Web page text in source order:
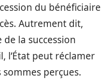
du bénéficiaire
Autrement dit,
la succession
l’État peut réclamer
perçues.